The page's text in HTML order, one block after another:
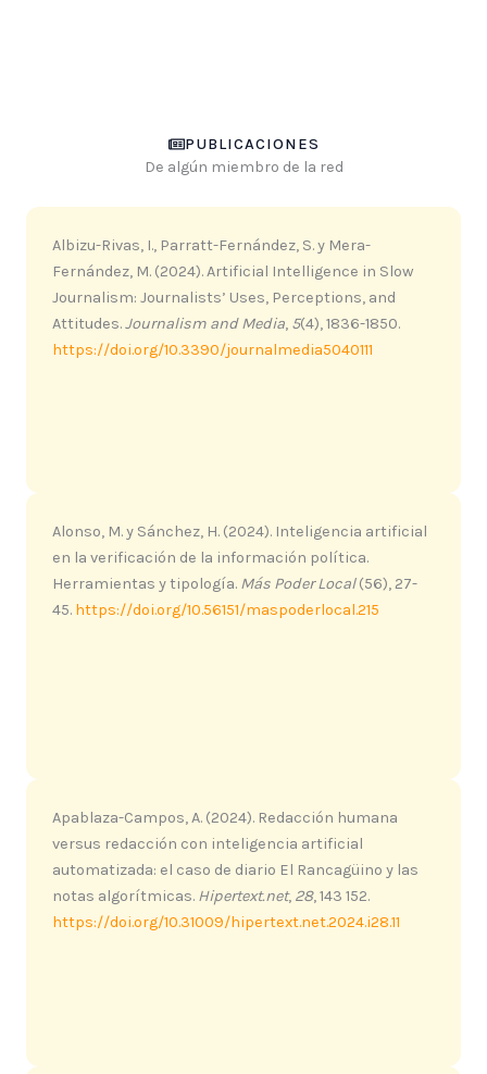
PUBLICACIONES
De algún miembro de la red
Albizu-Rivas, I., Parratt-Fernández, S. y Mera-
Fernández, M. (2024). Artificial Intelligence in Slow
Journalism: Journalists’ Uses, Perceptions, and
Attitudes.Journalism and Media, 5(4), 1836-1850.
https://doi.org/10.3390/journalmedia5040111
Alonso, M. y Sánchez, H. (2024). Inteligencia artificial
en la verificación de la información política.
Herramientas y tipología. Más Poder Local(56), 27-
45. https://doi.org/10.56151/maspoderlocal.215
Apablaza-Campos, A. (2024). Redacción humana
versus redacción con inteligencia artificial
automatizada: el caso de diario El Rancagüino y las
notas algorítmicas. Hipertext.net, 28, 143 152.
https://doi.org/10.31009/hipertext.net.2024.i28.11